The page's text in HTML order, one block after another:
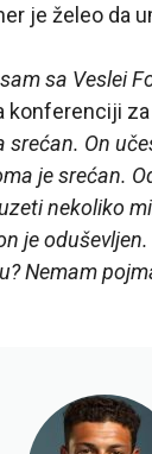
je želeo da
sa Veslei
konferenciji
srećan. On
je srećan.
nekoliko
je
Nemam